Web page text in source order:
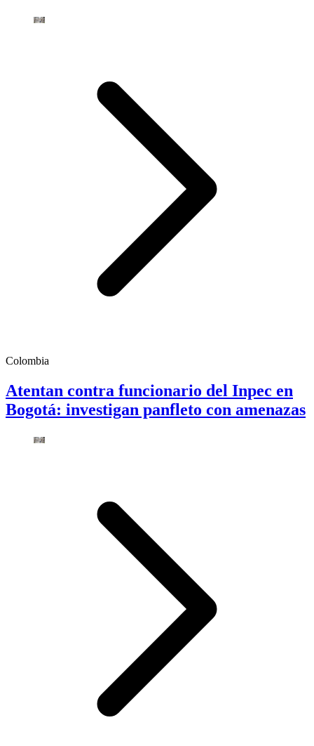
Colombia
Atentan contra funcionario del Inpec en
Bogotá: investigan panfleto con amenazas